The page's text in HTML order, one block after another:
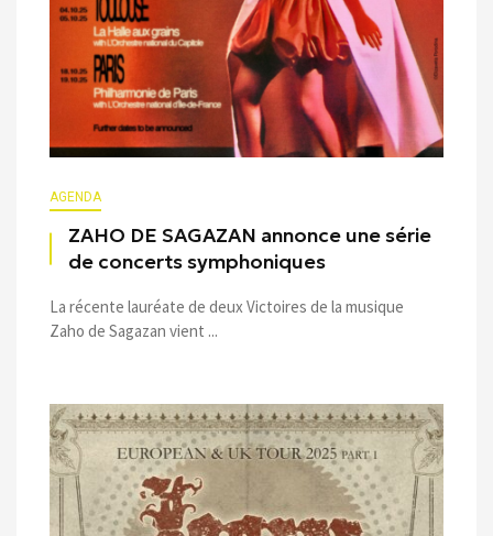
AGENDA
ZAHO DE SAGAZAN annonce une série
de concerts symphoniques
La récente lauréate de deux Victoires de la musique
Zaho de Sagazan vient ...